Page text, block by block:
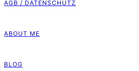
AGB / DATENSCHUTZ
ABOUT ME
BLOG